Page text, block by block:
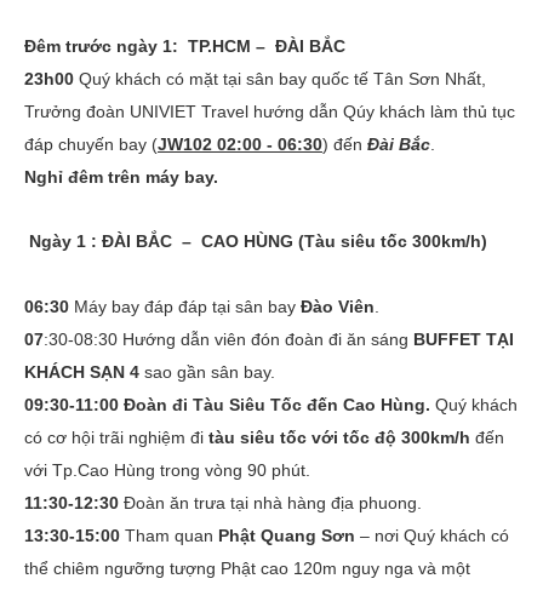
Đêm trước ngày 1: TP.HCM – ĐÀI BẮC
23h00 Quý khách có mặt tại sân bay quốc tế Tân Sơn Nhất,
Trưởng đoàn UNIVIET Travel hướng dẫn Qúy khách làm thủ tục
đáp chuyến bay (JW102 02:00 - 06:30) đến Đài Bắc.
Nghỉ đêm trên máy bay.
Ngày 1 : ĐÀI BẮC – CAO HÙNG (Tàu siêu tốc 300km/h)
06:30 Máy bay đáp đáp tại sân bay Đào Viên.
07:30-08:30 Hướng dẫn viên đón đoàn đi ăn sáng BUFFET TẠI
KHÁCH SẠN 4 sao gần sân bay.
09:30-11:00 Đoàn đi Tàu Siêu Tốc đến Cao Hùng. Quý khách
có cơ hội trãi nghiệm đi tàu siêu tốc với tốc độ 300km/h đến
với Tp.Cao Hùng trong vòng 90 phút.
11:30-12:30 Đoàn ăn trưa tại nhà hàng địa phuong.
13:30-15:00 Tham quan Phật Quang Sơn – nơi Quý khách có
thể chiêm ngưỡng tượng Phật cao 120m nguy nga và một